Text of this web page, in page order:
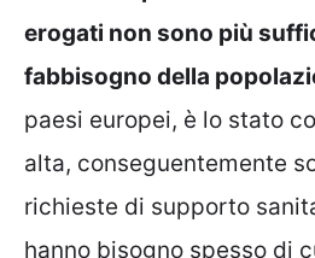
erogati non sono più
fabbisogno della
paesi europei, è lo stato
alta, conseguentemente
richieste di supporto
hanno bisogno spesso di